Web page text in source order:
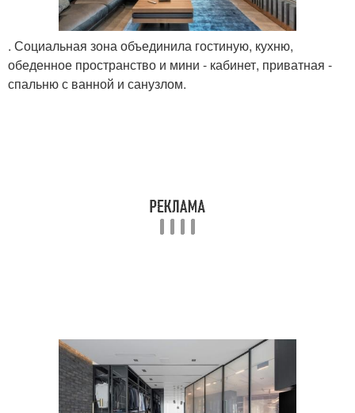
. Социальная зона объединила гостиную, кухню,
обеденное пространство и мини - кабинет, приватная -
спальню с ванной и санузлом.